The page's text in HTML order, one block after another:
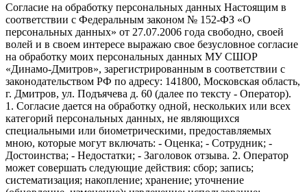
Согласие на обработку персональных данных Настоящим в
соответствии с Федеральным законом № 152-ФЗ «О
персональных данных» от 27.07.2006 года свободно, своей
волей и в своем интересе выражаю свое безусловное согласие
на обработку моих персональных данных МУ СШОР
«Динамо-Дмитров», зарегистрированным в соответствии с
законодательством РФ по адресу: 141800, Московская область,
г. Дмитров, ул. Подъячева д. 60 (далее по тексту - Оператор).
1. Согласие дается на обработку одной, нескольких или всех
категорий персональных данных, не являющихся
специальными или биометрическими, предоставляемых
мною, которые могут включать: - Оценка; - Сотрудник; -
Достоинства; - Недостатки; - Заголовок отзыва. 2. Оператор
может совершать следующие действия: сбор; запись;
систематизация; накопление; хранение; уточнение